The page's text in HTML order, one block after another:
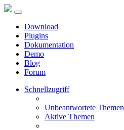
Download
Plugins
Dokumentation
Demo
Blog
Forum
Schnellzugriff
Unbeantwortete Themen
Aktive Themen